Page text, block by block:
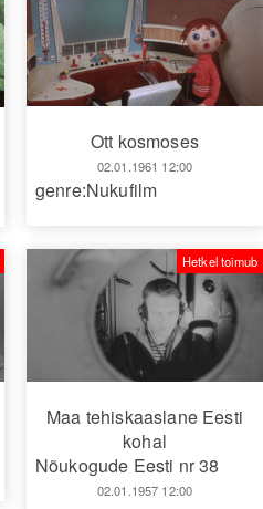
Ott kosmoses
02.01.1961 12:00
genre:Nukufilm
Maa tehiskaaslane Eesti
kohal
Nõukogude Eesti nr 38
02.01.1957 12:00
Hetkel toimub